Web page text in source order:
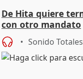
De Hita quiere
con otro mandato
Sonido Totales